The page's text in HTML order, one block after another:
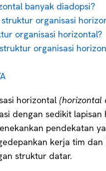
banyak diadopsi?
organisasi
organisasi horizontal?
organisasi
horizontal (horizontal
dengan sedikit
pendekatan
kerja tim
struktur datar.